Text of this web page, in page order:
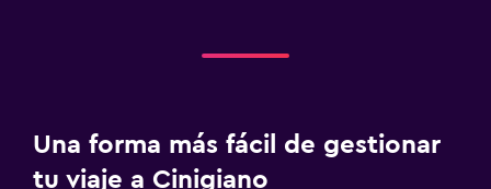
Ideal para familias
Una forma más fácil de gestionar
tu viaje a Cinigiano